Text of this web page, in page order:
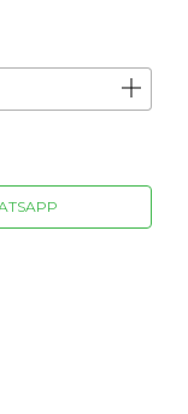
ALTERAR CEP